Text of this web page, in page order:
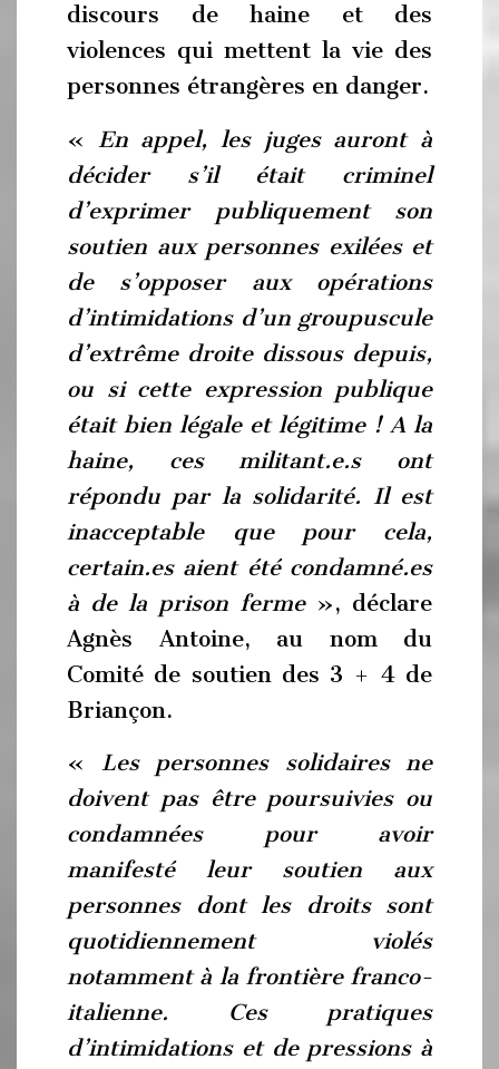
discours de haine et des
violences qui mettent la vie des
personnes étrangères en danger.
« En appel, les juges auront à
décider s’il était criminel
d’exprimer publiquement son
soutien aux personnes exilées et
de s’opposer aux opérations
d’intimidations d’un groupuscule
d’extrême droite dissous depuis,
ou si cette expression publique
était bien légale et légitime ! A la
haine, ces militant.e.s ont
répondu par la solidarité. Il est
inacceptable que pour cela,
certain.es aient été condamné.es
à de la prison ferme», déclare
Agnès Antoine, au nom du
Comité de soutien des 3 + 4 de
Briançon.
« Les personnes solidaires ne
doivent pas être poursuivies ou
condamnées pour avoir
manifesté leur soutien aux
personnes dont les droits sont
quotidiennement violés
notamment à la frontière franco-
italienne. Ces pratiques
d’intimidations et de pressions à